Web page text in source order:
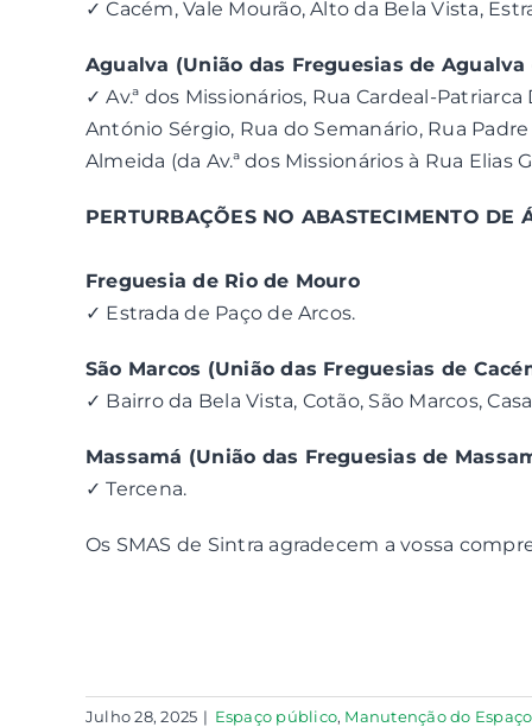
✓ Cacém, Vale Mourão, Alto da Bela Vista,
Agualva (União das Freguesias de Agualva
✓ Av.ª dos Missionários, Rua Cardeal-
António Sérgio, Rua do Semanário, Rua
Almeida (da Av.ª dos Missionários à Rua Elias
PERTURBAÇÕES NO ABASTECIMENTO DE
Freguesia de Rio de Mouro
✓ Estrada de Paço de Arcos.
São Marcos (União das Freguesias de
✓ Bairro da Bela Vista, Cotão, São Marcos,
Massamá (União das Freguesias de
✓ Tercena.
Os SMAS de Sintra agradecem a vossa
Julho 28, 2025 | Espaço público, Manutenção do